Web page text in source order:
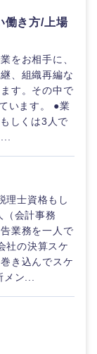
働き方/上場
をお相手に、
、組織再編な
す。その中で
います。 ●業
しくは3人で
理士資格もし
（会計事務
業務を一人で
社の決算スケ
き込んでスケ
ン...